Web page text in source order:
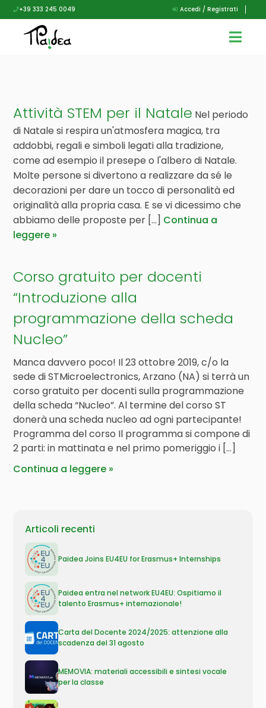
+39 333 245 0049 Accedi / Registrati
Attività STEM per il Natale Nel periodo
di Natale si respira un'atmosfera magica, tra
addobbi, regali e simboli legati alla tradizione,
come ad esempio il presepe o l'albero di Natale.
Molte persone si divertono a realizzare da sé le
decorazioni per dare un tocco di personalità ed
originalità alla propria casa. E se vi dicessimo che
abbiamo delle proposte per [...] Continua a
leggere
Corso gratuito per docenti
“Introduzione alla
programmazione della scheda
Nucleo”
Manca davvero poco! Il 23 ottobre 2019, c/o la
sede di STMicroelectronics, Arzano (NA) si terrà un
corso gratuito per docenti sulla programmazione
della scheda “Nucleo”. Al termine del corso ST
donerà una scheda nucleo ad ogni partecipante!
Programma del corso Il programma si compone di
2 parti: in mattinata e nel primo pomeriggio i […]
Continua a leggere
Articoli recenti
Paidea Joins EU4EU for Erasmus+ Internships
Paidea entra nel network EU4EU: Ospitiamo il
talento Erasmus+ internazionale!
Carta del Docente 2024/2025: attenzione alla
scadenza del 31 agosto
MEMOVIA: materiali accessibili e sintesi vocale
per la classe